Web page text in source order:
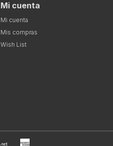
Mi cuenta
Mi cuenta
Mis compras
Wish List